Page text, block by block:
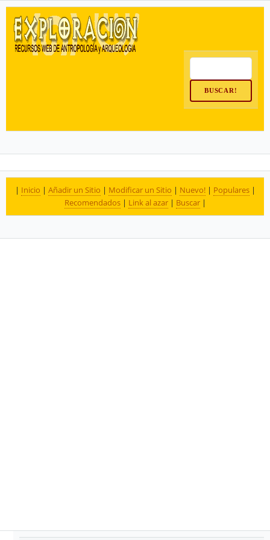
| Inicio | Añadir un Sitio | Modificar un Sitio | Nuevo!| Populares|
Recomendados| Link al azar| Buscar|